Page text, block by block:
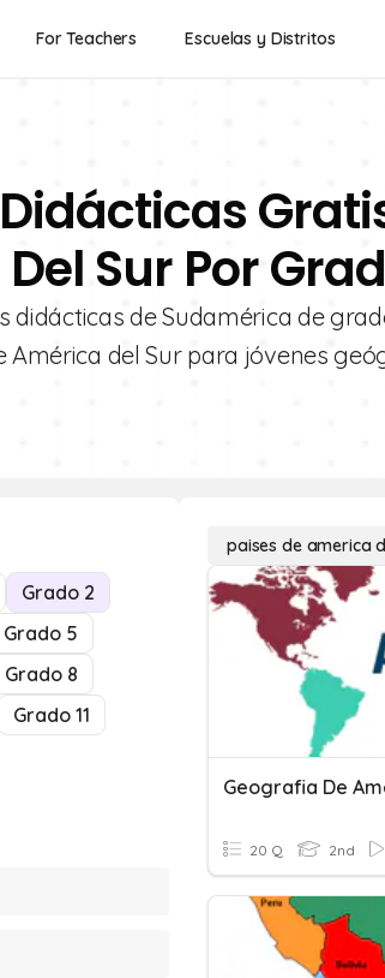
For Teachers Escuelas y Distritos
Sur Por
didácticas de Sudamérica de
América del Sur para jóvenes
Grado 2
Grado 5
Grado 8
Grado 11
paises de america
Geografia De
20 Q 2nd